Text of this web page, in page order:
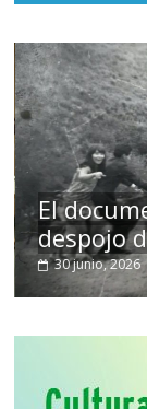
El
despojo
30 junio, 2026